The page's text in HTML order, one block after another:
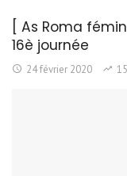
[ As Roma
16è journée
24 février 2020